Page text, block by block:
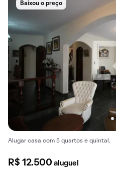
Baixou o preço
Alugar casa com 5 quartos e quintal.
R$ 12.500aluguel